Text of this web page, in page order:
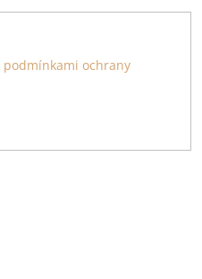
podmínkami ochrany